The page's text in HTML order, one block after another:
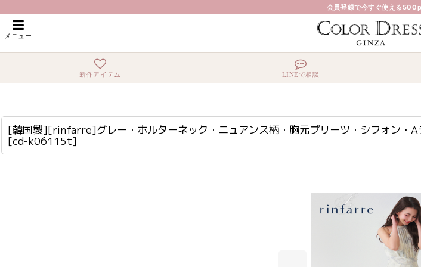
会員登録で今すぐ使える
メニュー
新作アイテム LINEで相談
ホーム > ロング・マキシ > [韓国製][rinfarre]グレー・ホルターネック・ニュアンス柄・胸元プリーツ・シフォン・Aライン・ノ
[韓国製][rinfarre]グレー・ホルターネック・ニュアンス柄・胸元プリーツ・シフォン
[cd-k06115t]